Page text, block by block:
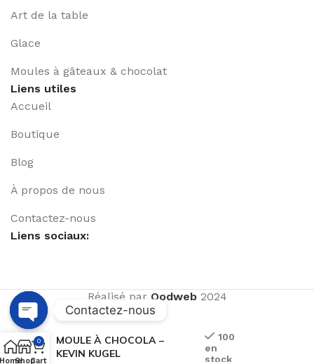
Art de la table
Glace
Moules à gâteaux & chocolat
Liens utiles
Accueil
Boutique
Blog
À propos de nous
Contactez-nous
Liens sociaux:
Réalisé par Qodweb2024
MOULE À CHOCOLA –
KEVIN KUGEL
100
en
stock
HomeShop
0
Cart
Contactez-nous
Open
chaty